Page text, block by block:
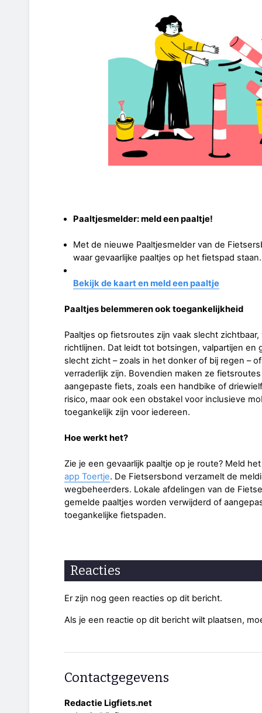
Paaltjesmelder: meld een paaltje!
Met de nieuwe Paaltjesmelder van de
waar gevaarlijke paaltjes op het fietspad staan.
Bekijk de kaart en meld een paaltje
Paaltjes belemmeren ook toegankelijkheid
Paaltjes op fietsroutes zijn vaak slecht
richtlijnen. Dat leidt tot botsingen, valpartijen en
slecht zicht – zoals in het donker of bij regen –
verraderlijk zijn. Bovendien maken ze
aangepaste fiets, zoals een handbike of
risico, maar ook een obstakel voor inclusieve
toegankelijk zijn voor iedereen.
Hoe werkt het?
Zie je een gevaarlijk paaltje op je route? Meld
app Toertje. De Fietsersbond verzamelt de
wegbeheerders. Lokale afdelingen van de
gemelde paaltjes worden verwijderd of
toegankelijke fietspaden.
Reacties
Er zijn nog geen reacties op dit bericht.
Als je een reactie op dit bericht wilt plaatsen,
Contactgegevens
Redactie Ligfiets.net